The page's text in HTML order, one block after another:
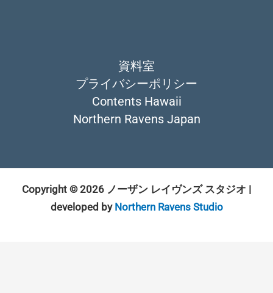
資料室
プライバシーポリシー
Contents Hawaii
Northern Ravens Japan
Copyright © 2026 ノーザン レイヴンズ スタジオ |
developed by Northern Ravens Studio